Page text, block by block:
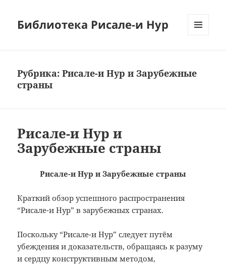
Библиотека Рисале-и Нур
Рубрика:Рисале-и Нур и Зарубежные
страны
Рисале-и Нур и
Зарубежные страны
Рисале-и Нур и Зарубежные страны
Краткий обзор успешного распространения
“Рисале-и Нур” в зарубежных странах.
Поскольку “Рисале-и Нур” следует путём
убеждения и доказательств, обращаясь к разуму
и сердцу конструктивным методом,